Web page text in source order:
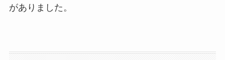
がありました。